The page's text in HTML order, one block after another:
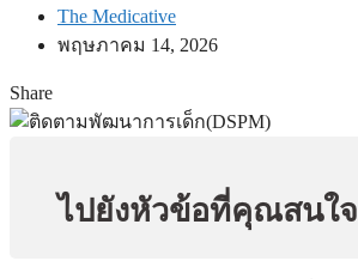
The Medicative
พฤษภาคม 14, 2026
Share
ไปยังหัวข้อที่คุณสนใจ